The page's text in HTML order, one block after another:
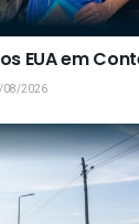
EUA em
08/2026